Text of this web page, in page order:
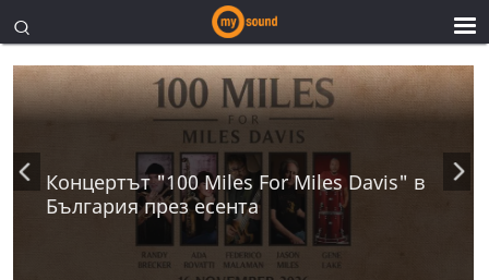
Концертът "100 Miles For Miles Davis" в
България през есента